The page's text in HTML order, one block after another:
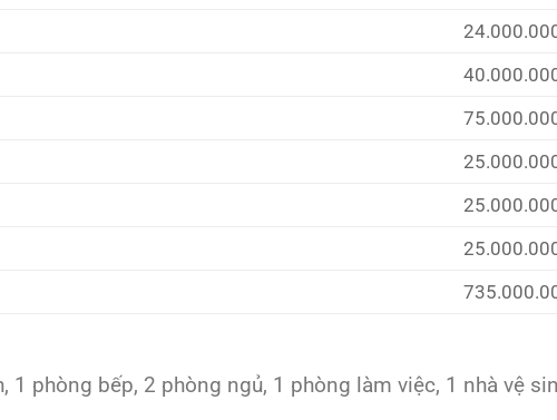
1 phòng bếp, 2 phòng ngủ, 1 phòng làm việc, 1 nhà vệ